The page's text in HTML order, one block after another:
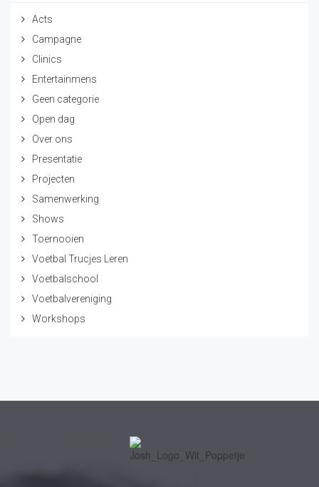
Acts
Campagne
Clinics
Entertainmens
Geen categorie
Open dag
Over ons
Presentatie
Projecten
Samenwerking
Shows
Toernooien
Voetbal Trucjes Leren
Voetbalschool
Voetbalvereniging
Workshops